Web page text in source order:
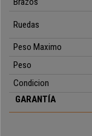
• Polipiel de fácil
Ruedas
Peso Maximo
Peso
Condicion
GARANTÍA